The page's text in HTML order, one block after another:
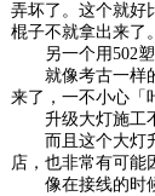
弄坏了。这个就好
棍子不就拿出来了。
另一个用502
就像考古一样
来了，一不小心「
升级大灯施工
而且这个大灯
店，也非常有可能
像在接线的时